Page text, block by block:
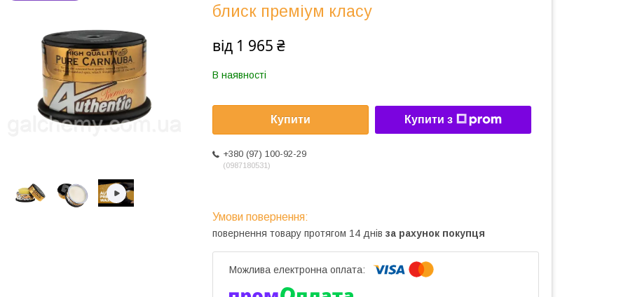
блиск преміум класу
від 1 965 ₴
В наявності
Купити Купити з
+380 (97) 100-92-29
0987180531
повернення товару протягом 14 днів за рахунок покупця